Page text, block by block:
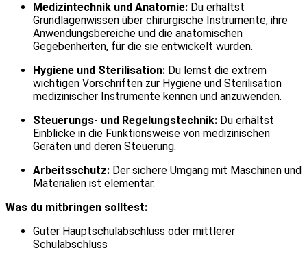
Medizintechnik und Anatomie: Du erhältst
Grundlagenwissen über chirurgische Instrumente, ihre
Anwendungsbereiche und die anatomischen
Gegebenheiten, für die sie entwickelt wurden.
Hygiene und Sterilisation: Du lernst die extrem
wichtigen Vorschriften zur Hygiene und Sterilisation
medizinischer Instrumente kennen und anzuwenden.
Steuerungs- und Regelungstechnik: Du erhältst
Einblicke in die Funktionsweise von medizinischen
Geräten und deren Steuerung.
Arbeitsschutz: Der sichere Umgang mit Maschinen und
Materialien ist elementar.
Was du mitbringen solltest:
Guter Hauptschulabschluss oder mittlerer
Schulabschluss